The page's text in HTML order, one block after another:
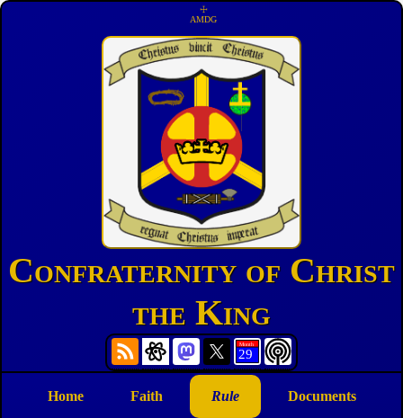
☩
AMDG
Confraternity of Christ
the King
Home Faith Rule Documents